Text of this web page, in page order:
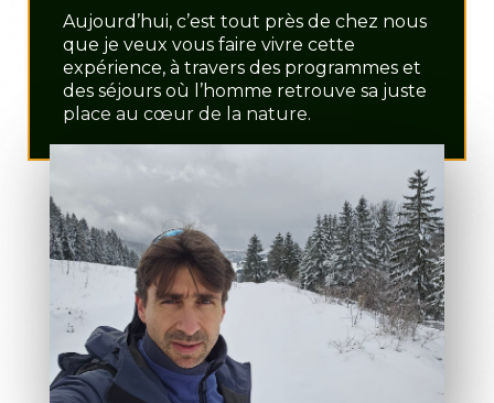
Aujourd’hui, c’est tout près de chez nous
que je veux vous faire vivre cette
expérience, à travers des programmes et
des séjours où l’homme retrouve sa juste
place au cœur de la nature.